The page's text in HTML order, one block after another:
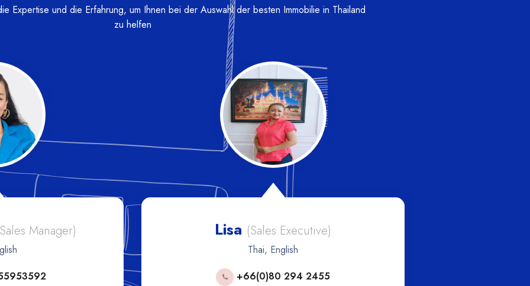
Expertise und die Erfahrung, um Ihnen bei der Auswahl der besten Immobilie in Thailand
zu helfen
2455
Tong(Sales Executive)
Thai, English
+ 66 80 450 1333